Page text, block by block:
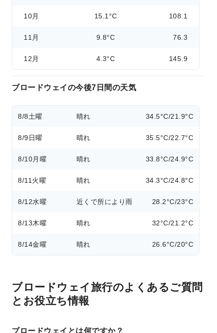
10月 15.1°C 108.1
11月 9.8°C 76.3
12月 4.3°C 145.9
ブロードウェイの今後7日間の天気
8/8土曜 晴れ 34.5°C/21.9°C
8/9日曜 晴れ 35.5°C/22.7°C
8/10月曜 晴れ 33.8°C/24.9°C
8/11 火曜 晴れ 34.3°C/24.8°C
8/12水曜 近くで所により雨 28.2°C/23°C
8/13木曜 晴れ 32°C/21.2°C
8/14金曜 晴れ 26.6°C/20°C
ブロードウェイ旅行のよくあるご質問
とお役立ち情報
ブロードウェイとは何ですか？